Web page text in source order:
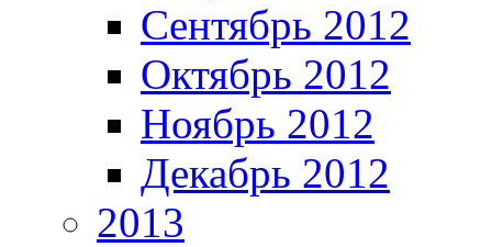
Сентябрь 2012
Октябрь 2012
Ноябрь 2012
Декабрь 2012
2013